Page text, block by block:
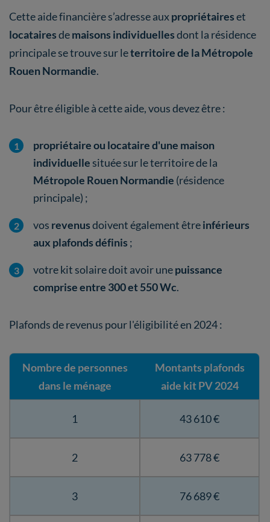
Cette aide financière s’adresse auxpropriétaireset
locatairesdemaisons individuellesdont la résidence
principale se trouve sur leterritoire de la Métropole
Rouen Normandie.
Pour être éligible à cette aide, vous devez être :
propriétaire ou locataire d'une maison
individuelle située sur le territoire de la
Métropole Rouen Normandie (résidence
principale) ;
vos revenusdoivent également êtreinférieurs
aux plafonds définis ;
votre kit solaire doit avoir unepuissance
comprise entre 300 et 550 Wc.
Plafonds de revenus pour l'éligibilité en 2024 :
Nombre de personnes
dans le ménage
Montants plafonds
aide kit PV 2024
1 43 610 €
2 63 778 €
3 76 689 €